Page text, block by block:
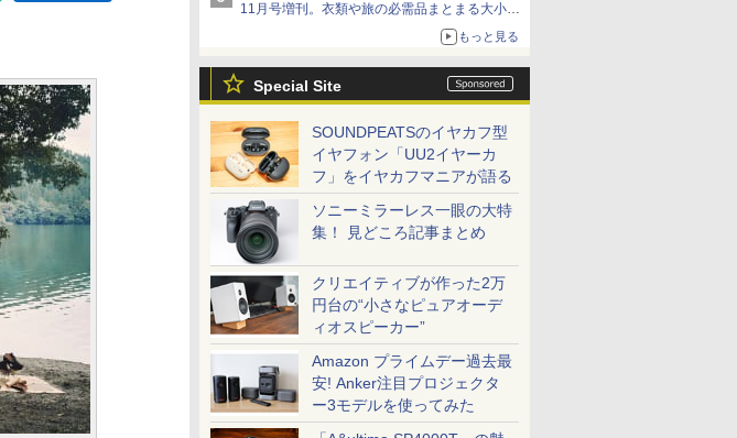
11月号増刊。衣類や旅の必需品まとまる大小2
もっと見る
Special Site
SOUNDPEATSのイヤカフ型
イヤフォン「UU2イヤーカ
フ」をイヤカフマニアが語る
ソニーミラーレス一眼の大特
集！ 見どころ記事まとめ
クリエイティブが作った2万
円台の“小さなピュアオーデ
ィオスピーカー”
Amazon プライムデー過去最
安! Anker注目プロジェクタ
ー3モデルを使ってみた